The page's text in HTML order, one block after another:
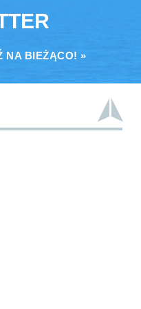
NA BIEŻĄCO! »